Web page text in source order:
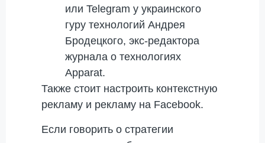
или Telegram у украинского
гуру технологий Андрея
Бродецкого, экс-редактора
журнала о технологиях
Apparat.
Также стоит настроить контекстную
рекламу и рекламу на Facebook.
Если говорить о стратегии